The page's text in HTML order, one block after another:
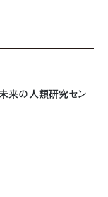
来の人類研究セン